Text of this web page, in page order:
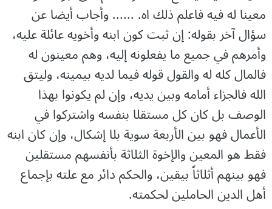
معينا له فيه فاعلم ذلك اه. ...... وأجاب أيضا عن
سؤال آخر بقوله: إن ثبت كون ابنه وأخويه عائلة عليه،
وأمرهم في جميع ما يفعلونه إليه، وهم معينون له
فالمال كله له والقول قوله فيما لديه بيمينه، وليتق
الله فالجزاء أمامه وبين يديه، وإن لم يكونوا بهذا
الوصف بل كان كل مستقلا بنفسه واشتركوا في
الأعمال فهو بين الأربعة سوية بلا إشكال، وإن كان ابنه
فقط هو المعين والإخوة الثلاثة بأنفسهم مستقلين
فهو بينهم أثلاثاً بيقين، والحكم دائر مع علته بإجماع
أهل الدين الحاملين لحكمته.